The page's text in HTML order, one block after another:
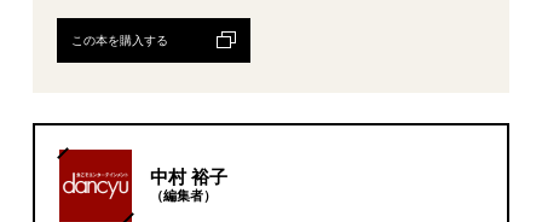
この本を購入する
中村 裕子
（編集者）